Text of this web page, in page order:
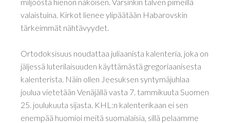
valaistuina. Kirkot lienee ylipäätään Habarovskin
tärkeimmät nähtävyydet.
Ortodoksisuus noudattaa juliaanista kalenteria, joka on
jäljessä luterilaisuuden käyttämästä gregoriaanisesta
kalenterista. Näin ollen Jeesuksen syntymäjuhlaa
joulua vietetään Venäjällä vasta 7. tammikuuta Suomen
25. joulukuuta sijasta. KHL:n kalenterikaan ei sen
enempää huomioi meitä suomalaisia, sillä pelaamme